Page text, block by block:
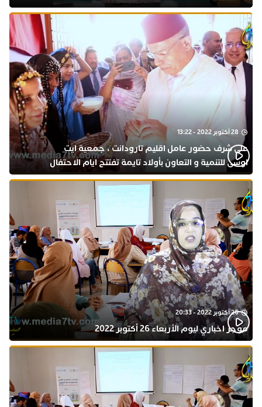
28 أكتوبر 2022 - 13:22
على شرف حضور عامل اقليم تارودانت ، جمعية ايت
اوسى للتنمية و التعاون بأولاد تايمة تفتتح ايام الاحتفال
بذكرى المولد النبوي
26 أكتوبر 2022 - 20:33
موجز اخباري ليوم الأربعاء 26 أكتوبر 2022